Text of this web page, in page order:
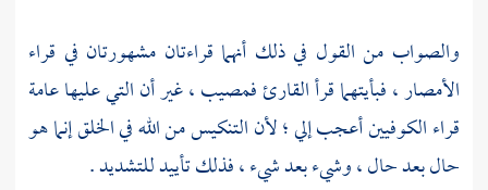
والصواب من القول في ذلك أنهما قراءتان مشهورتان في قراء
الأمصار ، فبأيتهما قرأ القارئ فمصيب ، غير أن التي عليها عامة
قراء الكوفيين أعجب إلي ؛ لأن التنكيس من الله في الخلق إنما هو
حال بعد حال ، وشيء بعد شيء ، فذلك تأييد للتشديد .